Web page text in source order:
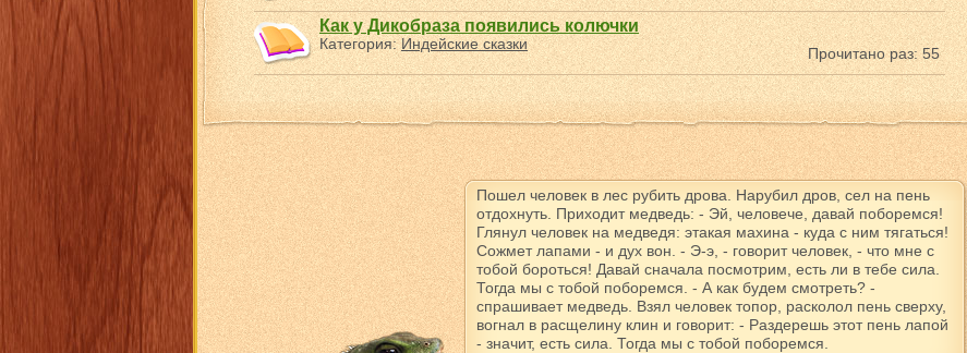
Как у Дикобраза появились колючки
Категория:Индейские сказки
Прочитано раз: 55
Пошел человек в лес рубить дрова. Нарубил дров, сел на пень
отдохнуть. Приходит медведь: - Эй, человече, давай поборемся!
Глянул человек на медведя: этакая махина - куда с ним тягаться!
Сожмет лапами - и дух вон. - Э-э, - говорит человек, - что мне с
тобой бороться! Давай сначала посмотрим, есть ли в тебе сила.
Тогда мы с тобой поборемся. - А как будем смотреть? -
спрашивает медведь. Взял человек топор, расколол пень сверху,
вогнал в расщелину клин и говорит: - Раздерешь этот пень лапой
- значит, есть сила. Тогда мы с тобой поборемся.